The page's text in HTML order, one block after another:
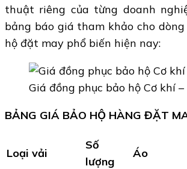
thuật riêng của từng doanh
bảng báo giá tham khảo cho
hộ đặt may phổ biến hiện nay:
Giá đồng phục bảo hộ Cơ khí
BẢNG GIÁ BẢO HỘ HÀNG ĐẶT
Loại vải
Số
lượng
Áo